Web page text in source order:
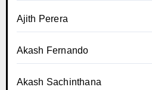
Ajith Perera
Akash Fernando
Akash Sachinthana